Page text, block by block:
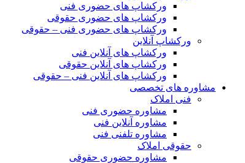
ورکشاپ های حضوری فنی
ورکشاپ های حضوری حقوقی
ورکشاپ های حضوری فنی – حقوقی
ورکشاپ آنلاین
ورکشاپ های آنلاین فنی
ورکشاپ های آنلاین حقوقی
ورکشاپ های آنلاین فنی – حقوقی
مشاوره های تخصصی
فنی املاک
مشاوره حضوری فنی
مشاوره آنلاین فنی
مشاوره تلفنی فنی
حقوقی املاک
مشاوره حضوری حقوقی